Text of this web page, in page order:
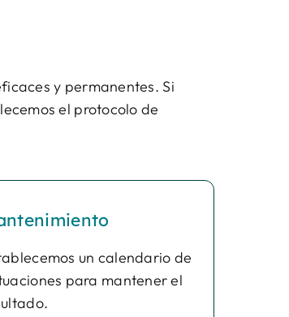
y permanentes. Si
el protocolo de
un calendario de
para mantener el